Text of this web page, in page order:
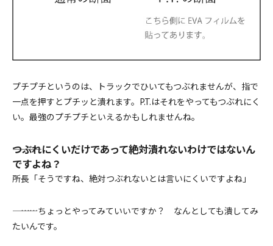
プチプチというのは、トラックでひいてもつぶれませんが、指で
一点を押すとプチッと潰れます。P.T.はそれをやってもつぶれにく
い。最強のプチプチといえるかもしれませんね。
―――つぶれにくいだけであって絶対潰れないわけではないん
ですよね？
所長「そうですね、絶対つぶれないとは言いにくいですよね」
――― ……ちょっとやってみていいですか？ なんとしても潰してみ
たいんです。